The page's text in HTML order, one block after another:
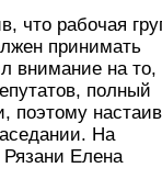
что рабочая
принимать
внимание на то,
полный
поэтому
На
Елена